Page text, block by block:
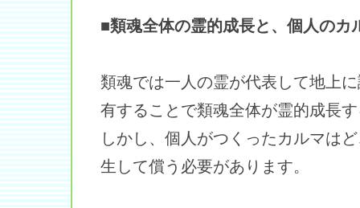
■類魂全体の霊的成長と、個人のカ
類魂では一人の霊が代表して地上
有することで類魂全体が霊的成長
しかし、個人がつくったカルマは
生して償う必要があります。